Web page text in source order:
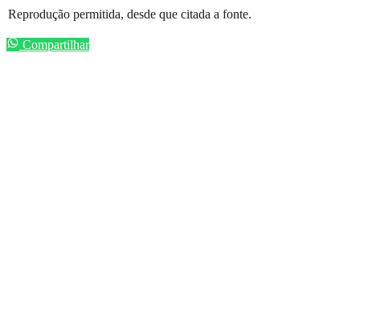
Reprodução permitida, desde que citada a fonte.
Compartilhar